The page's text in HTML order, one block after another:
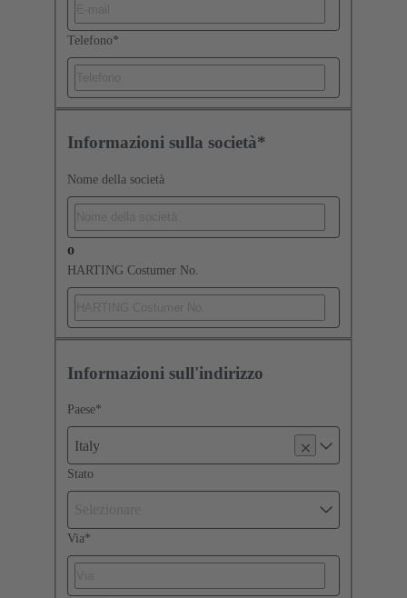
Telefono*
Informazioni sulla società*
Nome della società
o
HARTING Costumer No.
Informazioni sull'indirizzo
Paese*
Italy
Stato
Via*